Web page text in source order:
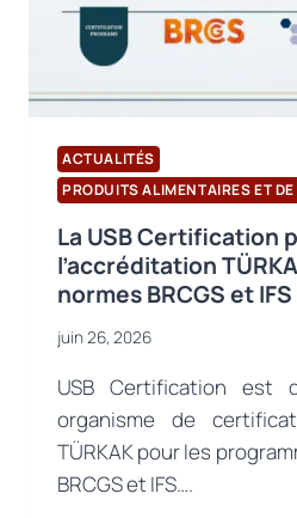
96:2026
SUR
SÉCURITÉ
ACTUALITÉS
PRODUITS ALIMENTAIRES ET
La USB Certification
l’accréditation
normes BRCGS et IFS
juin 26, 2026
USB Certification est
organisme de
TÜRKAK pour les
BRCGS et IFS….